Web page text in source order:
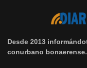
Desde 2013
conurbano bonaerense.